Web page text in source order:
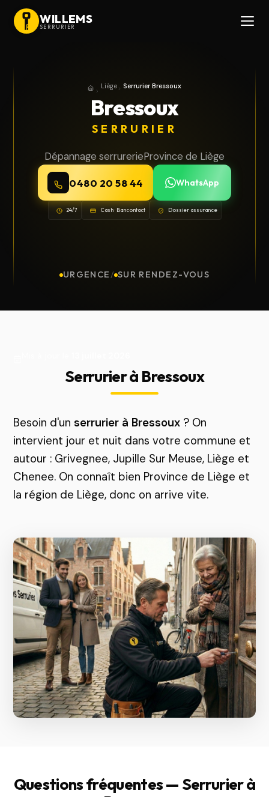
WILLEMS
SERRURIER
AccueilProvince de Liège
Liège Serrurier Bressoux
Bressoux
SERRURIER
Dépannage serrurerieProvince de Liège
0480 20 58 44 WhatsApp
24/7 Cash · Bancontact Dossier assurance
URGENCE / SUR RENDEZ-VOUS
Serrurier à Bressoux
Besoin d'unserrurier à Bressoux ? On
intervient jour et nuit dans votre commune et
autour : Grivegnee, Jupille Sur Meuse, Liège et
Chenee. On connaît bien Province de Liège et
la région de Liège, donc on arrive vite.
Questions fréquentes — Serrurier à